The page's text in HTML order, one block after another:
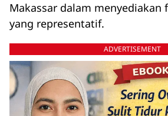
Makassar dalam menyediakan
yang representatif.
ADVERTISEMENT